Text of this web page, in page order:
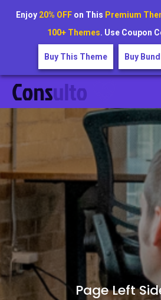
Page Left
Enjoy 20% OFFon This Premium
100+ Themes. Use Coupon
Buy This Theme Buy